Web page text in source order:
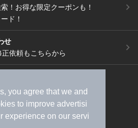
you agree that we and
to improve advertisi
experience on our servi
！お得な限定クーポンも！
ド！
せ
依頼もこちらから
料請求）
広告出稿のご案内
フスタイルMEMBERS+規約
づく表記
ヘルプ 採用情報